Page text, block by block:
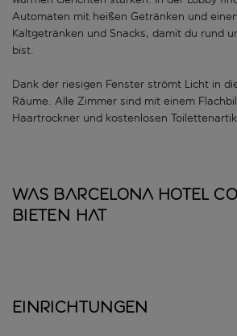
Automaten mit heißen Getränken und
Kaltgetränken und Snacks, damit du rund
bist.
Dank der riesigen Fenster strömt Licht in
Räume. Alle Zimmer sind mit einem
Haartrockner und kostenlosen
Was Barcelona Hotel
bieten hat
Einrichtungen